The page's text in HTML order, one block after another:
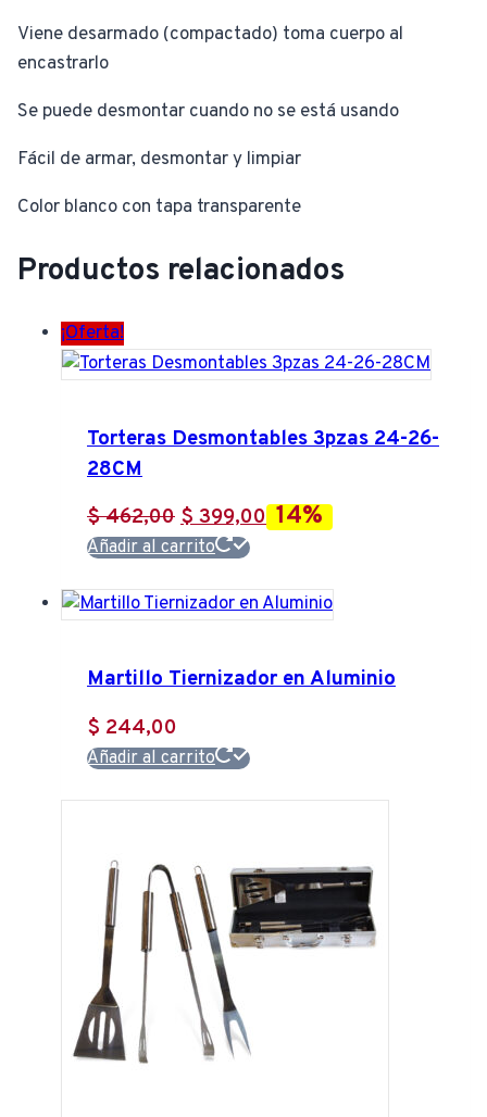
Viene desarmado (compactado) toma cuerpo al
encastrarlo
Se puede desmontar cuando no se está usando
Fácil de armar, desmontar y limpiar
Color blanco con tapa transparente
Productos relacionados
¡Oferta!
Torteras Desmontables 3pzas 24-26-
28CM
$462,00 El
precio
era:
$399,00El
es:
14%
Añadir al carrito
Martillo Tiernizador en Aluminio
$ 244,00
Añadir al carrito